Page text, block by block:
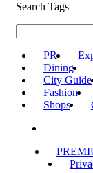
Search Tags
PR
Dining
City Guide
Fashion
Shops